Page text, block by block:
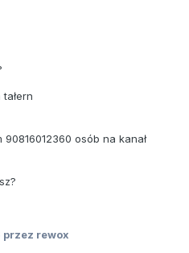
osób na kanał
przez rewox